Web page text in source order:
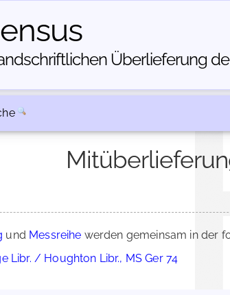
Über­lieferung
und Messreihe werden gemeinsam in der
Libr. / Houghton Libr., MS Ger 74